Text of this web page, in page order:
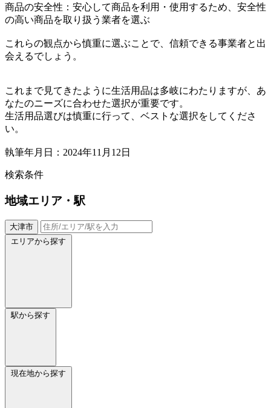
商品の安全性：安心して商品を利用・使用するため、安全性
の高い商品を取り扱う業者を選ぶ
これらの観点から慎重に選ぶことで、信頼できる事業者と出
会えるでしょう。
これまで見てきたように生活用品は多岐にわたりますが、あ
なたのニーズに合わせた選択が重要です。
生活用品選びは慎重に行って、ベストな選択をしてくださ
い。
執筆年月日：2024年11月12日
検索条件
地域エリア・駅
大津市
エリアから探す
駅から探す
現在地から探す